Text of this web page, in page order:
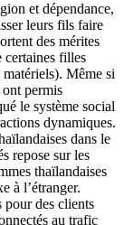
et dépendance,
leurs fils faire
des mérites
certaines filles
Même si
permis
le système social
dynamiques.
dans le
repose sur les
thaïlandaises
à l’étranger.
pour des clients
au trafic